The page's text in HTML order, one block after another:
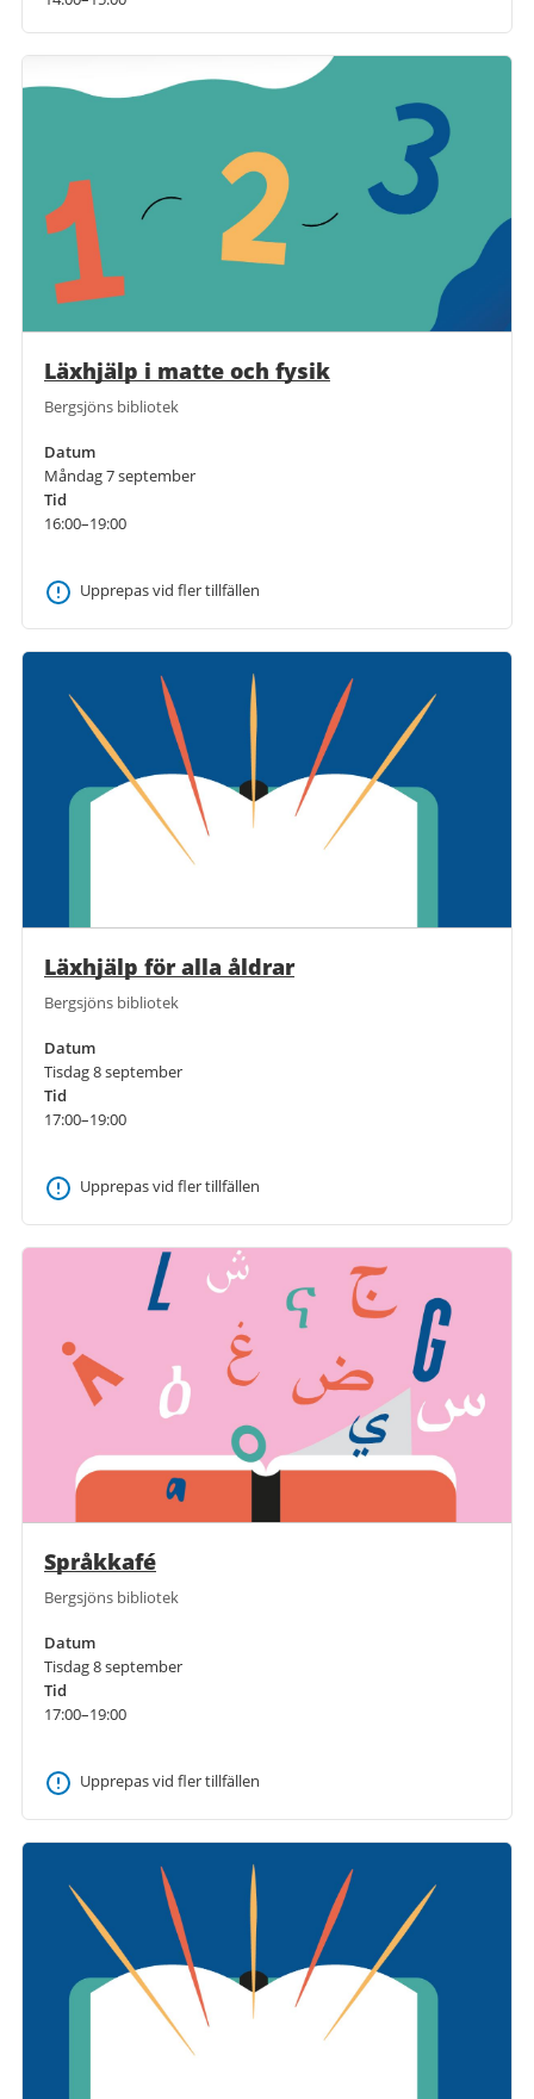
Läxhjälp i matte och fysik
Bergsjöns bibliotek
Datum
Måndag 7 september
Tid
16:00–19:00
Upprepas vid fler tillfällen
Läxhjälp för alla åldrar
Bergsjöns bibliotek
Datum
Tisdag 8 september
Tid
17:00–19:00
Upprepas vid fler tillfällen
Språkkafé
Bergsjöns bibliotek
Datum
Tisdag 8 september
Tid
17:00–19:00
Upprepas vid fler tillfällen